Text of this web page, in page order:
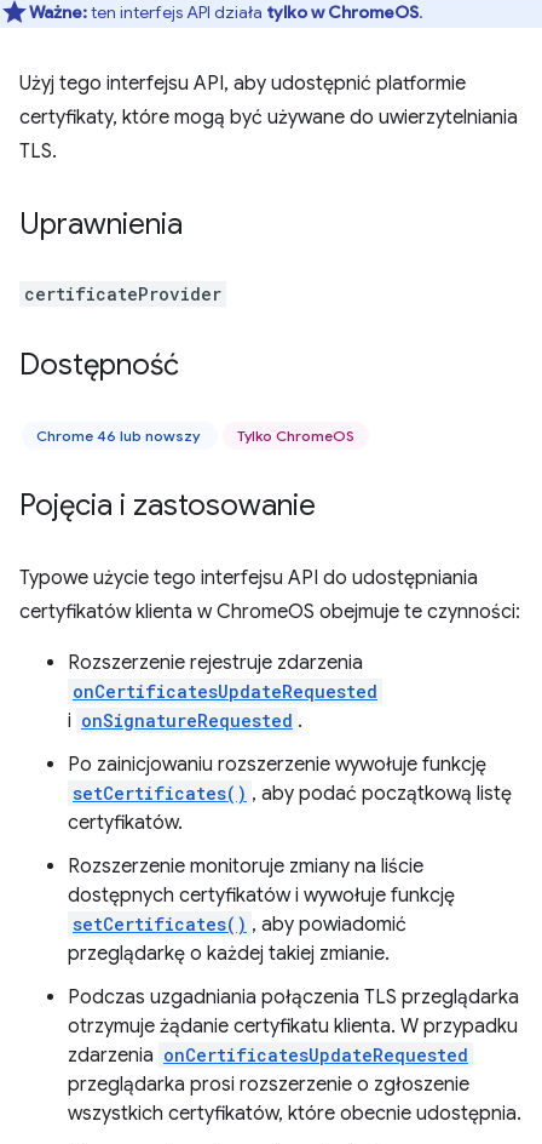
Ważne:ten interfejs API działa tylko w ChromeOS.
Użyj tego interfejsu API, aby udostępnić platformie
certyfikaty, które mogą być używane do uwierzytelniania
TLS.
Uprawnienia
certificateProvider
Dostępność
Chrome 46 lub nowszy Tylko ChromeOS
Pojęcia i zastosowanie
Typowe użycie tego interfejsu API do udostępniania
certyfikatów klienta w ChromeOS obejmuje te czynności:
Rozszerzenie rejestruje zdarzenia
onCertificatesUpdateRequested
i onSignatureRequested .
Po zainicjowaniu rozszerzenie wywołuje funkcję
setCertificates() , aby podać początkową listę
certyfikatów.
Rozszerzenie monitoruje zmiany na liście
dostępnych certyfikatów i wywołuje funkcję
setCertificates() , aby powiadomić
przeglądarkę o każdej takiej zmianie.
Podczas uzgadniania połączenia TLS przeglądarka
otrzymuje żądanie certyfikatu klienta. W przypadku
zdarzenia onCertificatesUpdateRequested
przeglądarka prosi rozszerzenie o zgłoszenie
wszystkich certyfikatów, które obecnie udostępnia.